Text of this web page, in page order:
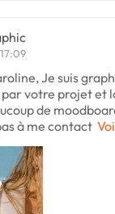
Je suis
votre projet et
de
à me contact